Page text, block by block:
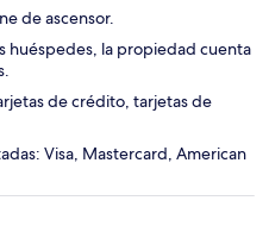
de ascensor.
huéspedes, la propiedad cuenta
de crédito, tarjetas de
Visa, Mastercard, American